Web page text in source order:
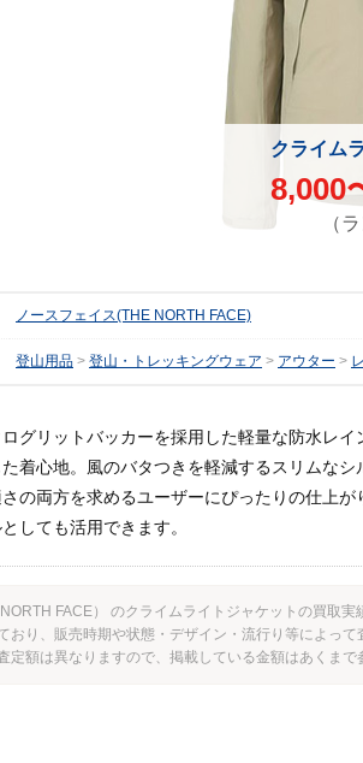
クライム
8,000
（
ノースフェイス(THE NORTH FACE)
登山用品 登山・トレッキングウェア アウター
グリットバッカーを採用した軽量な防水レ
着心地。風のバタつきを軽減するスリムな
の両方を求めるユーザーにぴったりの仕上
しても活用できます。
FACE） のクライムライトジャケットの買取
おり、販売時期や状態・デザイン・流行り等によって
定額は異なりますので、掲載している金額はあくまで